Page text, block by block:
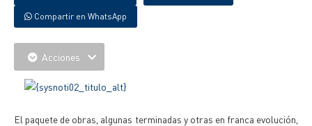
Compartir en WhatsApp
Acciones
El paquete de obras, algunas terminadas y otras en franca evolución,